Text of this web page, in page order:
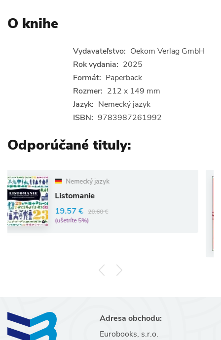
O knihe
Vydavateľstvo: Oekom Verlag GmbH
Rok vydania: 2025
Formát: Paperback
Rozmer: 212 x 149 mm
Jazyk: Nemecký jazyk
ISBN: 9783987261992
Odporúčané tituly:
Nemecký jazyk
Listomanie
19.57 € 20.60 €
(ušetríte 5%)
Adresa obchodu:
Eurobooks, s.r.o.